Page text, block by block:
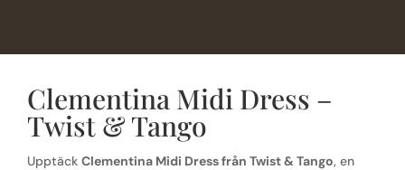
Clementina Midi Dress –
Twist & Tango
Upptäck Clementina Midi Dress från Twist & Tango, en